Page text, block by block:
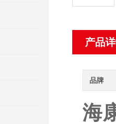
产品
品牌
海